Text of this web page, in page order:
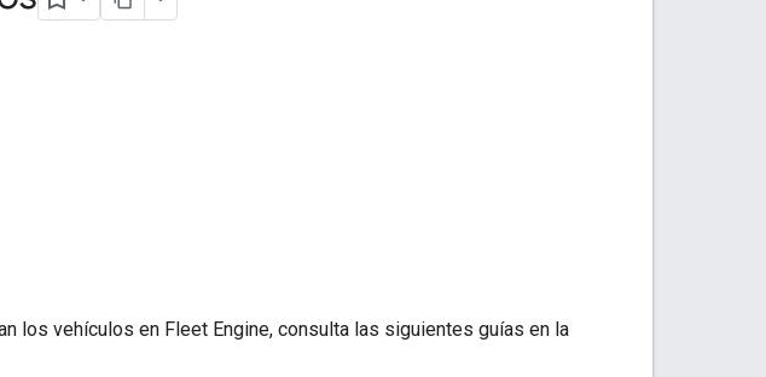
los vehículos en Fleet Engine, consulta las siguientes guías en la